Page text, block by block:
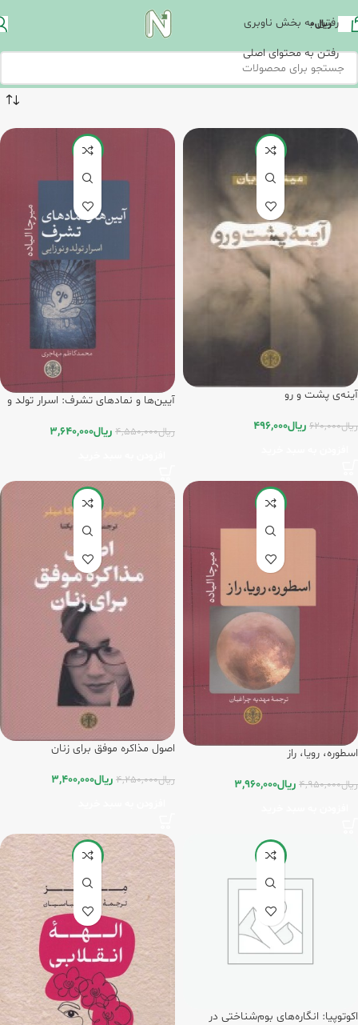
رفتن به بخش ناوبری
رفتن به محتوای اصلی
ریال0
-20%
آینه‌ی پشت و رو
ریال620,000 ریال496,000
-20%
آیین‌ها و نمادهای تشرف: اسرار تولد و
ریال4,550,000 ریال3,640,000
-20%
اسطوره، رویا، راز
ریال4,950,000 ریال3,960,000
-20%
اصول مذاکره موفق برای زنان
ریال4,250,000 ریال3,400,000
-20%
اکوتوپیا: انگاره‌های بوم‌شناختی در
-20%